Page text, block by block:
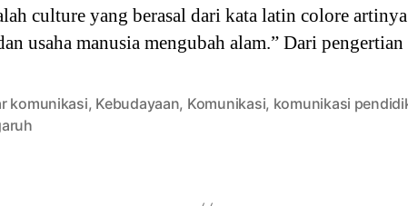
culture yang berasal dari kata latin colore
usaha manusia mengubah alam.” Dari
komunikasi, Kebudayaan, Komunikasi, komunikasi